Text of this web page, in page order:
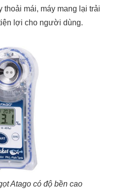
thoải mái, máy mang lại trải
lợi cho người dùng.
Atago có độ bền cao